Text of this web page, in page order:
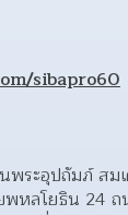
sibapro60
ระอุปถัมภ์ สม
หลโยธิน 24